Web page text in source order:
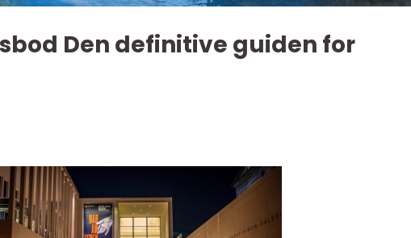
Den definitive guiden for